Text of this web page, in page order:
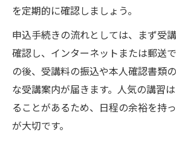
を定期的に確認しましょう。
申込手続きの流れとしては、まず受
確認し、インターネットまたは郵送
の後、受講料の振込や本人確認書類
な受講案内が届きます。人気の講習
ることがあるため、日程の余裕を持
が大切です。